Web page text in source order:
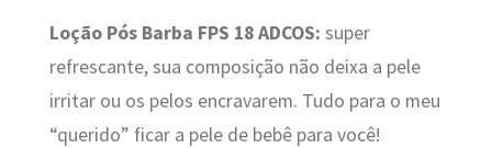
Loção Pós Barba FPS 18 ADCOS: super
refrescante, sua composição não deixa a pele
irritar ou os pelos encravarem. Tudo para o meu
“querido” ficar a pele de bebê para você!